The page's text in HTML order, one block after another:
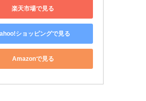
楽天市場で見る
ショッピングで見る
Amazonで見る